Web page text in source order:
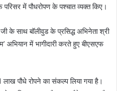
परिसर में पौधरोपण के पश्चात व्यक्त किए।
के साथ बॉलीवुड के प्रसिद्ध अभिनेता श्री
अभियान में भागीदारी करते हुए बीएसएफ
पौधे रोपने का संकल्प लिया गया है।